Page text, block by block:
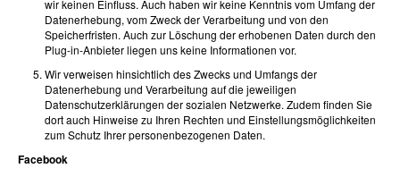
wir keinen Einfluss. Auch haben wir keine Kenntnis vom Umfang der
Datenerhebung, vom Zweck der Verarbeitung und von den
Speicherfristen. Auch zur Löschung der erhobenen Daten durch den
Plug-in-Anbieter liegen uns keine Informationen vor.
Wir verweisen hinsichtlich des Zwecks und Umfangs der
Datenerhebung und Verarbeitung auf die jeweiligen
Datenschutzerklärungen der sozialen Netzwerke. Zudem finden Sie
dort auch Hinweise zu Ihren Rechten und Einstellungsmöglichkeiten
zum Schutz Ihrer personenbezogenen Daten.
Facebook